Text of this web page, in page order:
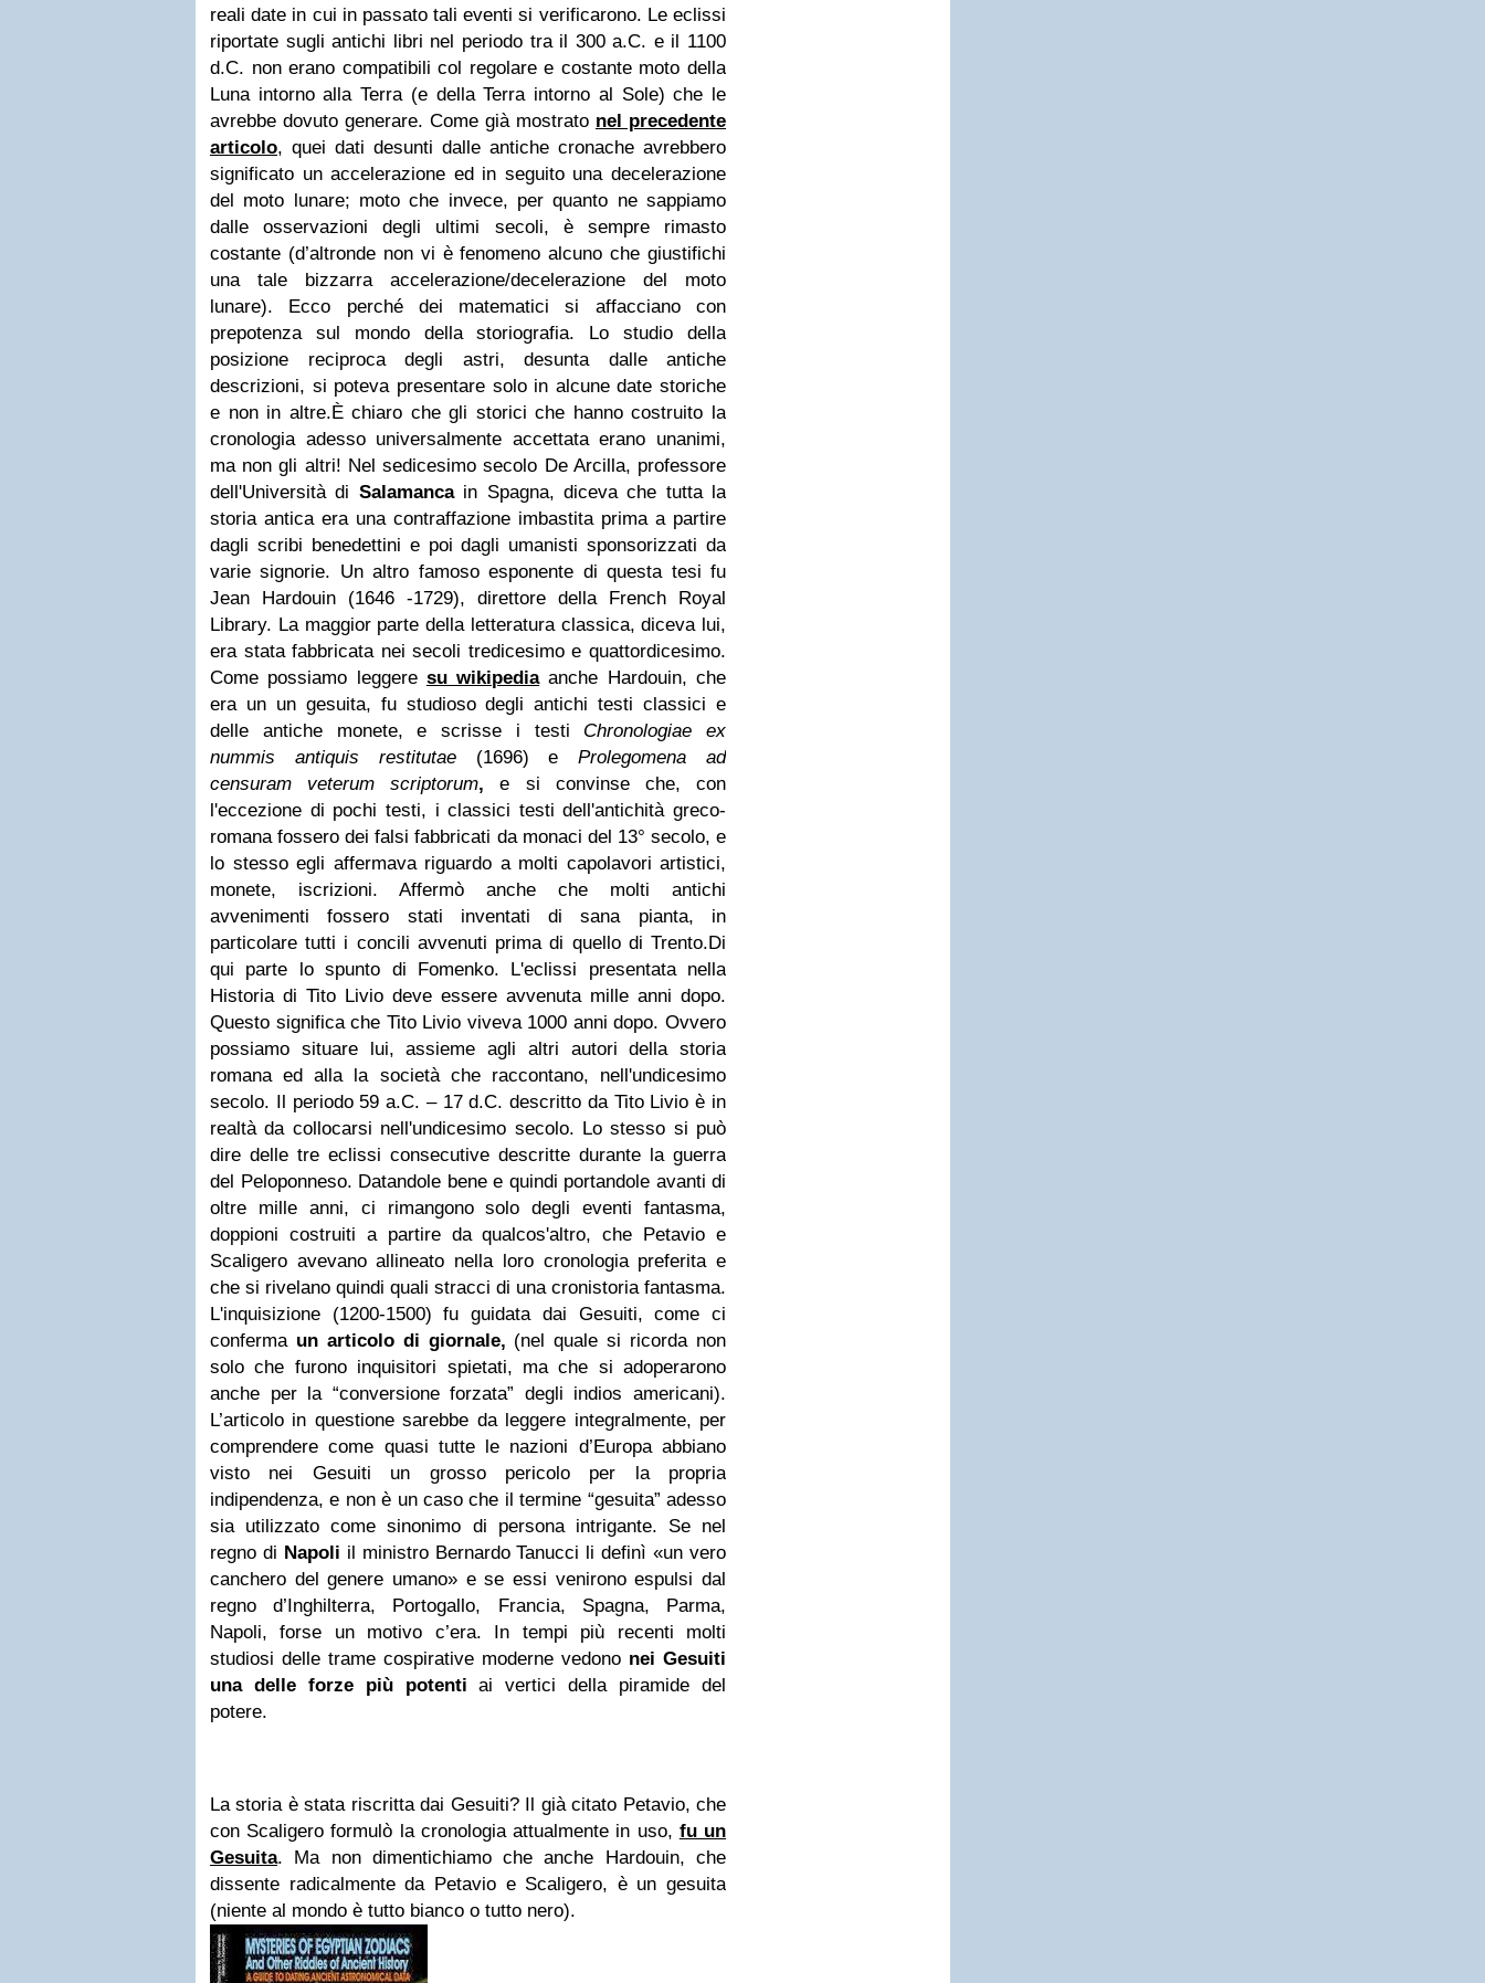
reali date in cui in passato tali eventi si verificarono. Le eclissi
riportate sugli antichi libri nel periodo tra il 300 a.C. e il 1100
d.C. non erano compatibili col regolare e costante moto della
Luna intorno alla Terra (e della Terra intorno al Sole) che le
avrebbe dovuto generare. Come già mostrato nel precedente
articolo, quei dati desunti dalle antiche cronache avrebbero
significato un accelerazione ed in seguito una decelerazione
del moto lunare; moto che invece, per quanto ne sappiamo
dalle osservazioni degli ultimi secoli, è sempre rimasto
costante (d’altronde non vi è fenomeno alcuno che giustifichi
una tale bizzarra accelerazione/decelerazione del moto
lunare). Ecco perché dei matematici si affacciano con
prepotenza sul mondo della storiografia. Lo studio della
posizione reciproca degli astri, desunta dalle antiche
descrizioni, si poteva presentare solo in alcune date storiche
e non in altre.È chiaro che gli storici che hanno costruito la
cronologia adesso universalmente accettata erano unanimi,
ma non gli altri! Nel sedicesimo secolo De Arcilla, professore
dell'Università di Salamancain Spagna, diceva che tutta la
storia antica era una contraffazione imbastita prima a partire
dagli scribi benedettini e poi dagli umanisti sponsorizzati da
varie signorie. Un altro famoso esponente di questa tesi fu
Jean Hardouin (1646 -1729), direttore della French Royal
Library. La maggior parte della letteratura classica, diceva lui,
era stata fabbricata nei secoli tredicesimo e quattordicesimo.
Come possiamo leggere su wikipediaanche Hardouin, che
era un un gesuita, fu studioso degli antichi testi classici e
delle antiche monete, e scrisse i testi Chronologiae ex
nummis antiquis restitutae(1696) eProlegomena ad
censuram veterum scriptorum,e si convinse che, con
l'eccezione di pochi testi, i classici testidell'antichità greco-
romana fossero dei falsi fabbricati da monaci del 13° secolo, e
lo stesso egli affermava riguardo a molti capolavori artistici,
monete, iscrizioni. Affermò anche che molti antichi
avvenimenti fossero stati inventati di sana pianta, in
particolare tutti i concili avvenuti prima di quello di Trento.Di
qui parte lo spunto di Fomenko. L'eclissi presentata nella
Historia di Tito Livio deve essere avvenuta mille anni dopo.
Questo significa che Tito Livio viveva 1000 anni dopo. Ovvero
possiamo situare lui, assieme agli altri autori della storia
romana ed alla la società che raccontano, nell'undicesimo
secolo. Il periodo 59 a.C. – 17 d.C. descritto da Tito Livio è in
realtà da collocarsi nell'undicesimo secolo. Lo stesso si può
dire delle tre eclissi consecutive descritte durante la guerra
del Peloponneso. Datandole bene e quindi portandole avanti di
oltre mille anni, ci rimangono solo degli eventi fantasma,
doppioni costruiti a partire da qualcos'altro, che Petavio e
Scaligero avevano allineato nella loro cronologia preferita e
che si rivelano quindi quali stracci di una cronistoria fantasma.
L'inquisizione (1200-1500) fu guidata dai Gesuiti, come ci
conferma un articolo di giornale, (nel quale si ricorda non
solo che furono inquisitori spietati, ma che si adoperarono
anche per la “conversione forzata” degli indios americani).
L’articolo in questione sarebbe da leggere integralmente, per
comprendere come quasi tutte le nazioni d’Europa abbiano
visto nei Gesuiti un grosso pericolo per la propria
indipendenza, e non è un caso che il termine “gesuita” adesso
sia utilizzato come sinonimo di persona intrigante. Se nel
regno di Napoli il ministro Bernardo Tanucci li definì «un vero
canchero del genere umano» e se essi venirono espulsi dal
regno d’Inghilterra, Portogallo, Francia, Spagna, Parma,
Napoli, forse un motivo c’era. In tempi più recenti molti
studiosi delle trame cospirative moderne vedono nei Gesuiti
una delle forze più potenti ai vertici della piramide del
potere.
La storia è stata riscritta dai Gesuiti? Il già citato Petavio, che
con Scaligero formulò la cronologia attualmente in uso, fu un
Gesuita. Ma non dimentichiamo che anche Hardouin, che
dissente radicalmente da Petavio e Scaligero, è un gesuita
(niente al mondo è tutto bianco o tutto nero).